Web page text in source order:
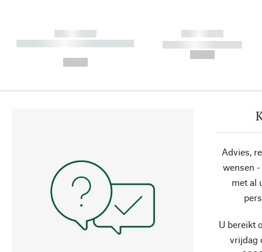
------------
----------- ----------- ----------
------------
----------- -----------
Advies,
wensen
met al
U bereikt
vrijdag